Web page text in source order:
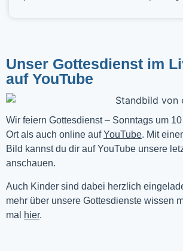
Unser Gottesdienst im
auf YouTube
Wir feiern Gottesdienst – Sonntags um
Ort als auch online auf YouTube. Mit
Bild kannst du dir auf YouTube unsere
anschauen.
Auch Kinder sind dabei herzlich
mehr über unsere Gottesdienste wissen
mal
hier.